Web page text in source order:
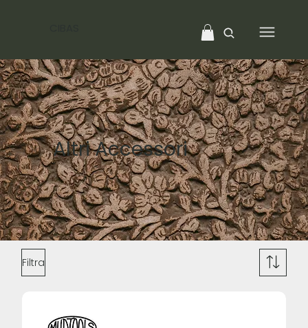
Filtra
Altri Accessori